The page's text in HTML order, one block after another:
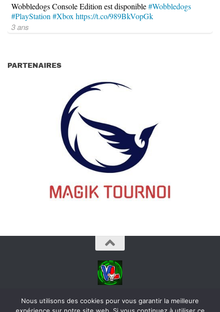
Wobbledogs Console Edition est disponible#Wobbledogs
#PlayStation #Xbox https://t.co/989BkVopGk
3 ans
PARTENAIRES
videoludos © 2026. Tous droits réservés.
Nous utilisons des cookies pour vous garantir la meilleure